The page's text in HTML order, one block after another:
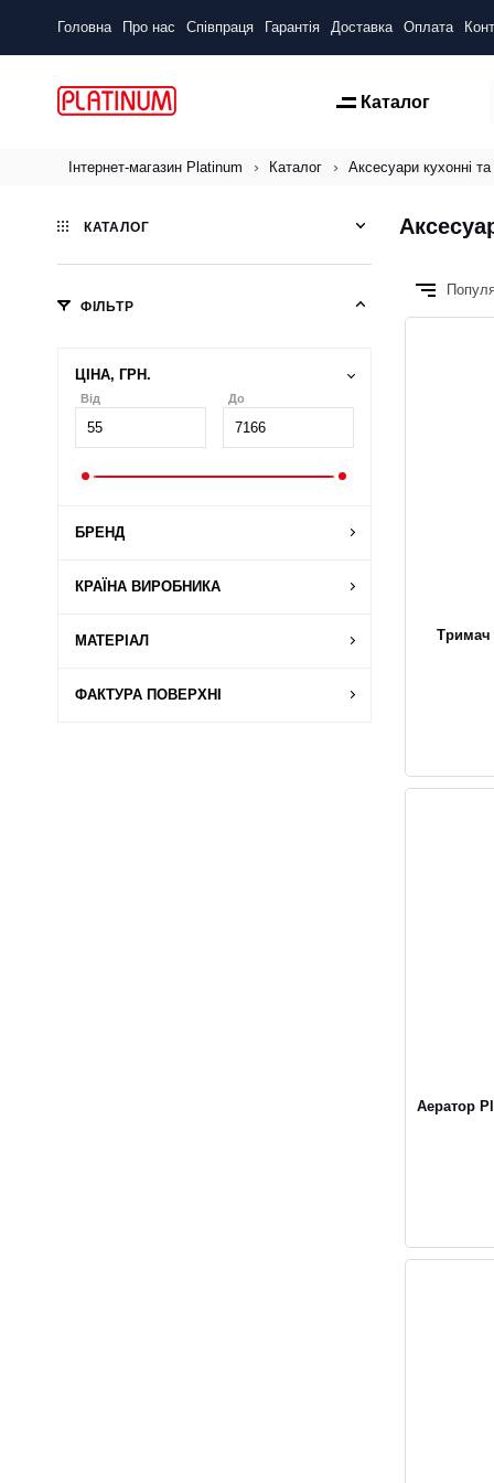
Головна Про нас Співпраця Гарантія Доставка Оплата
Каталог
Інтернет-магазин Platinum Каталог Аксесуари кухонні
Тримач
Аератор
КАТАЛОГ
ФІЛЬТР
ЦІНА, ГРН.
Від До
БРЕНД
КРАЇНА ВИРОБНИКА
МАТЕРІАЛ
ФАКТУРА ПОВЕРХНІ